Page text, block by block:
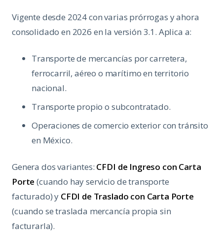
Vigente desde 2024 con varias prórrogas y ahora
consolidado en 2026 en la versión 3.1. Aplica a:
Transporte de mercancías por carretera,
ferrocarril, aéreo o marítimo en territorio
nacional.
Transporte propio o subcontratado.
Operaciones de comercio exterior con tránsito
en México.
Genera dos variantes: CFDI de Ingreso con Carta
Porte (cuando hay servicio de transporte
facturado) y CFDI de Traslado con Carta Porte
(cuando se traslada mercancía propia sin
facturarla).